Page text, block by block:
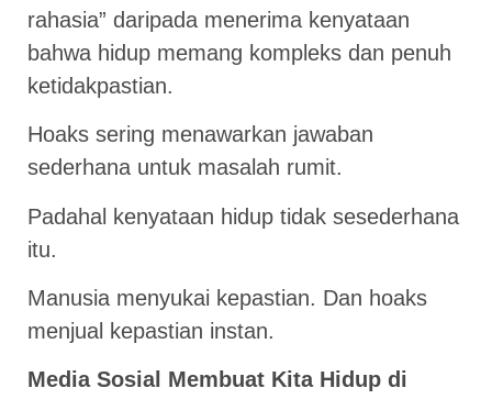
rahasia” daripada menerima kenyataan
bahwa hidup memang kompleks dan penuh
ketidakpastian.
Hoaks sering menawarkan jawaban
sederhana untuk masalah rumit.
Padahal kenyataan hidup tidak sesederhana
itu.
Manusia menyukai kepastian. Dan hoaks
menjual kepastian instan.
Media Sosial Membuat Kita Hidup di